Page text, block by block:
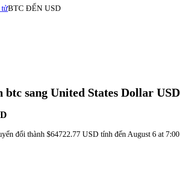
tài sản thế chấp
tửBTC ĐẾN USD
btc sang United States Dollar USD
đổi thành $64722.77 USD tính đến August 6 at